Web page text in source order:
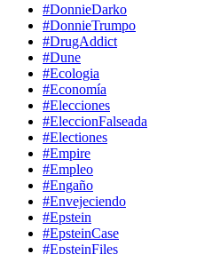
#DonnieDarko
#DonnieTrumpo
#DrugAddict
#Dune
#Ecologia
#Economía
#Elecciones
#EleccionFalseada
#Electiones
#Empire
#Empleo
#Engaño
#Envejeciendo
#Epstein
#EpsteinCase
#EpsteinFiles